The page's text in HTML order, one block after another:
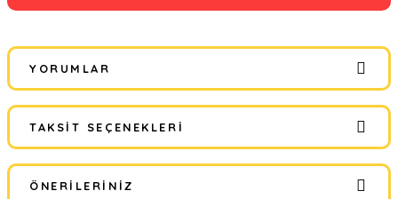
YORUMLAR
Bu ürüne ilk yorumu siz yapın!
TAKSIT SEÇENEKLERI
ÖNERILERINIZ